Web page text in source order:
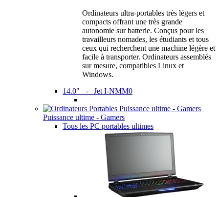
Ordinateurs ultra-portables très légers et
compacts offrant une très grande
autonomie sur batterie. Conçus pour les
travailleurs nomades, les étudiants et tous
ceux qui recherchent une machine légère et
facile à transporter. Ordinateurs assemblés
sur mesure, compatibles Linux et
Windows.
14.0" - Jet I-NMM0
Puissance ultime - Gamers
Tous les PC portables ultimes